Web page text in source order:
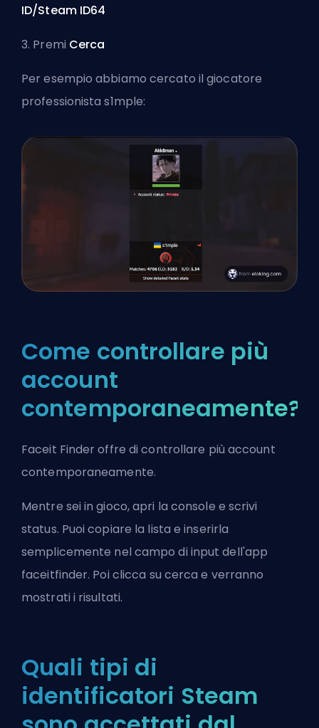
ID/Steam ID64
3. Premi Cerca
Per esempio abbiamo cercato il giocatore
professionista s1mple:
Come controllare più
account
contemporaneamente?
Faceit Finder offre di controllare più account
contemporaneamente.
Mentre sei in gioco, apri la console e scrivi
status. Puoi copiare la lista e inserirla
semplicemente nel campo di input dell'app
faceitfinder. Poi clicca su cerca e verranno
mostrati i risultati.
Quali tipi di
identificatori Steam